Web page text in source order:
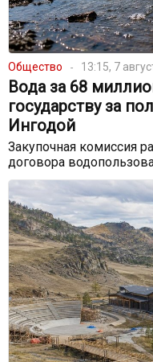
Общество 13:15, 7
Вода за 68
государству за
Ингодой
Закупочная комиссия
договора